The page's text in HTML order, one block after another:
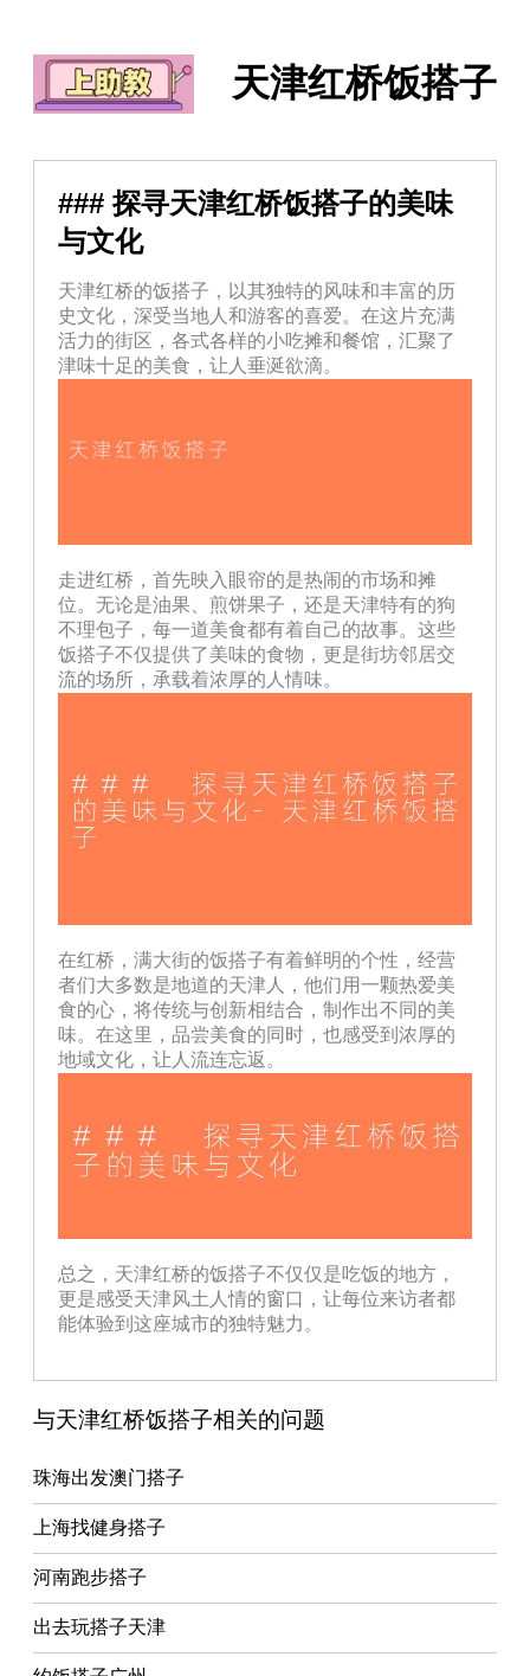
天津红桥饭搭子
### 探寻天津红桥饭搭子的美味
与文化
天津红桥的饭搭子，以其独特的风味和丰富的历
史文化，深受当地人和游客的喜爱。在这片充满
活力的街区，各式各样的小吃摊和餐馆，汇聚了
津味十足的美食，让人垂涎欲滴。
走进红桥，首先映入眼帘的是热闹的市场和摊
位。无论是油果、煎饼果子，还是天津特有的狗
不理包子，每一道美食都有着自己的故事。这些
饭搭子不仅提供了美味的食物，更是街坊邻居交
流的场所，承载着浓厚的人情味。
在红桥，满大街的饭搭子有着鲜明的个性，经营
者们大多数是地道的天津人，他们用一颗热爱美
食的心，将传统与创新相结合，制作出不同的美
味。在这里，品尝美食的同时，也感受到浓厚的
地域文化，让人流连忘返。
总之，天津红桥的饭搭子不仅仅是吃饭的地方，
更是感受天津风土人情的窗口，让每位来访者都
能体验到这座城市的独特魅力。
与天津红桥饭搭子相关的问题
珠海出发澳门搭子
上海找健身搭子
河南跑步搭子
出去玩搭子天津